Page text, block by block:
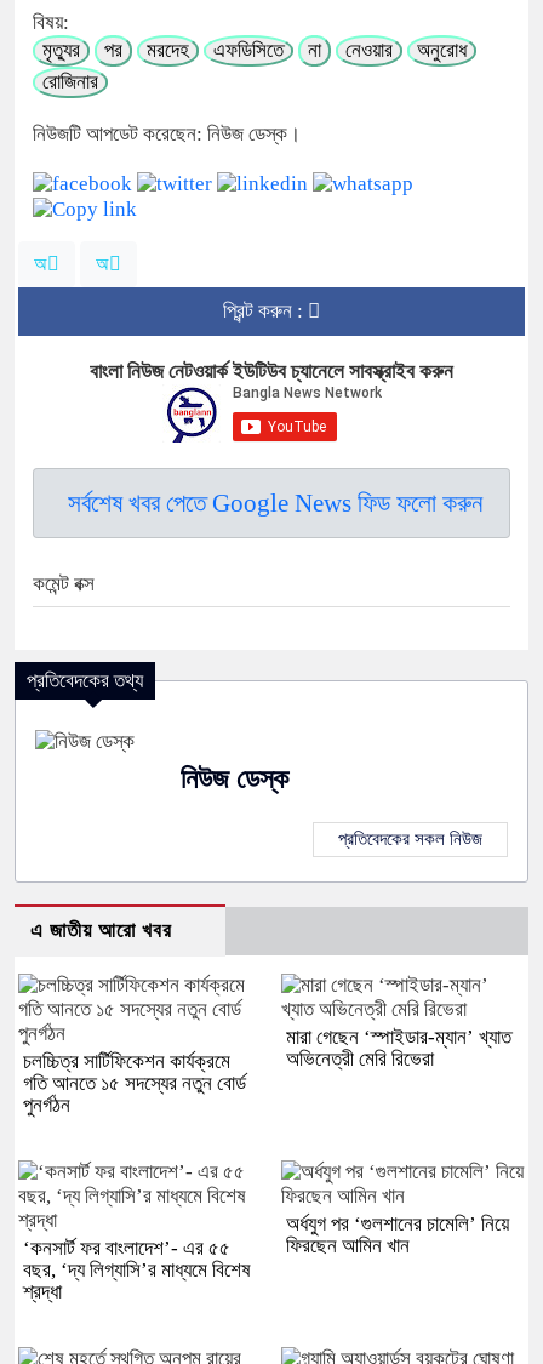
বিষয়:
মৃত্যুর
পর মরদেহ এফডিসিতে না নেওয়ার
অনুরোধ
রোজিনার
নিউজটি আপডেট করেছেন: নিউজ ডেস্ক।
অ অ
প্রিন্ট করুন :
বাংলা নিউজ নেটওয়ার্ক ইউটিউব চ্যানেলে সাবস্ক্রাইব করুন
সর্বশেষ খবর পেতে Google News ফিড ফলো করুন
কমেন্ট বক্স
প্রতিবেদকের তথ্য
নিউজ ডেস্ক
প্রতিবেদকের সকল নিউজ
এ জাতীয় আরো খবর
চলচ্চিত্র সার্টিফিকেশন কার্যক্রমে
গতি আনতে ১৫ সদস্যের নতুন বোর্ড
পুনর্গঠন
মারা গেছেন ‘স্পাইডার-ম্যান’ খ্যাত
অভিনেত্রী মেরি রিভেরা
‘কনসার্ট ফর বাংলাদেশ’- এর ৫৫
বছর, ‘দ্য লিগ্যাসি’র মাধ্যমে বিশেষ
শ্রদ্ধা
অর্ধযুগ পর ‘গুলশানের চামেলি’ নিয়ে
ফিরছেন আমিন খান